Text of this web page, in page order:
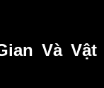
Và Vật